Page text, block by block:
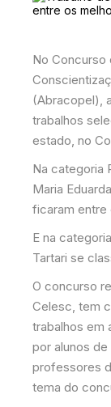
No Concurso
(Abracopel),
trabalhos
estado, no
Na categoria
Maria
ficaram entre
E na
Tartari se
O concurso
Celesc, tem
trabalhos em
por alunos
professores
tema do